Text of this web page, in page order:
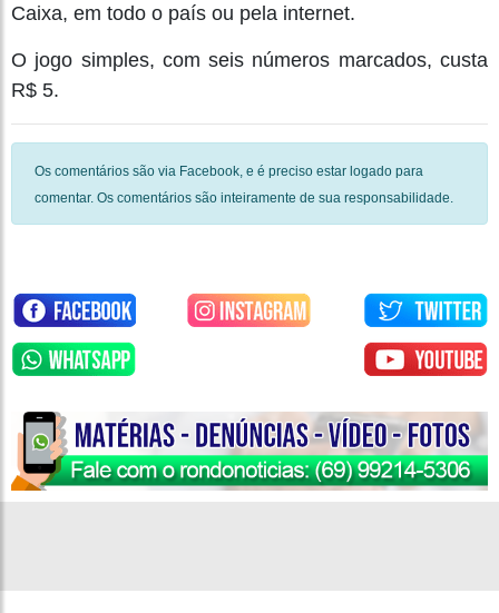
Caixa, em todo o país ou pela internet.
O jogo simples, com seis números marcados, custa
R$ 5.
Os comentários são via Facebook, e é preciso estar logado para
comentar. Os comentários são inteiramente de sua responsabilidade.